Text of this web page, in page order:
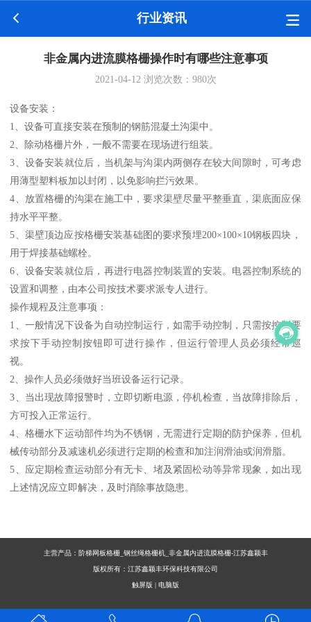
行业资讯
非金属内进流膜格栅操作时有哪些注意事项
2021-04-12 浏览次数： 980次
设备安装：
1、设备可直接安装在预制的钢筋混凝土沟渠中。
2、除动格栅片外，一般不需要在现场进行组装。
3、设备安装就位后，当机架与沟渠内两侧存在较大间隙时，可考虑
用薄型塑料板加以封闭，以免影响拦污效果。
4、放置格栅的沟渠在施工中，要求渠壁尽量平整垂直，渠底面应保
持水平平整。
5、渠壁顶边应按格栅安装基础图的要求预埋200×100×10钢板四块，
用于焊接基础螺栓。
6、设备安装就位后，再进行电器控制装置的安装。电器控制系统的
设置和调整，由本公司按技术要求派专人进行。
操作规程及注意事项：
1、一般情况下设备为自动控制运行，如需手动控制，只需按控制要
求按下手动控制按钮即可进行操作，但运行管理人员必须经常巡
视。
2、操作人员必须做好当班设备运行记录。
3、当出现故障报警时，立即切断电源，停机检查，当故障排除后，
方可投入正常运行。
4、格栅水下运动部件均为不锈钢，无需进行定期的防护保养，但机
械传动部分及减速机必须进行定期的检查和加注润滑油或润滑脂。
5、应定期检查运动部分有无卡、堵及紧固松动等异常现象，如出现
上述情况应立即解决，及时消除事故隐患。
主营产品：阶梯网板格栅_钢丝绳格栅机_非金属内进流膜格栅-江苏鑫颖丰
版权所有：江苏鑫颖丰环保科技有限公司
触屏版 | 电脑版